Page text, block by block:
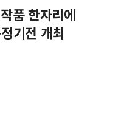
품 한자리에
기전 개최